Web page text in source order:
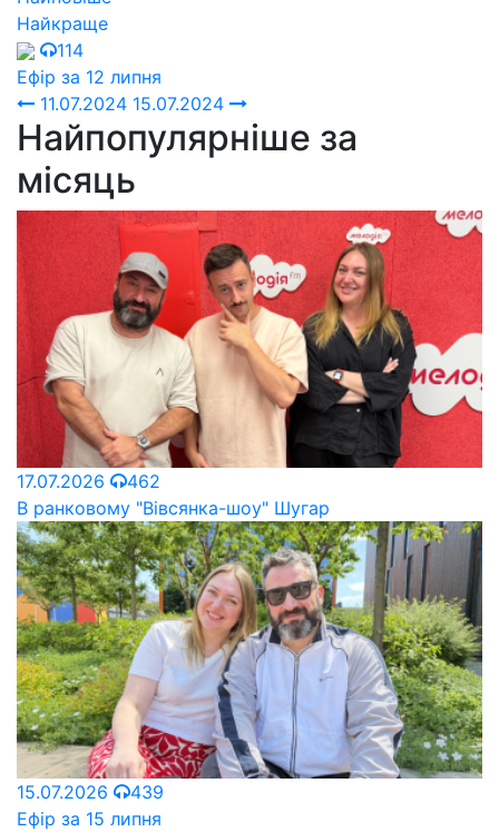
Найкраще
114
Ефір за 12 липня
11.07.2024 15.07.2024
Найпопулярніше за
місяць
17.07.2026
462
В ранковому "Вівсянка-шоу" Шугар
15.07.2026
439
Ефір за 15 липня